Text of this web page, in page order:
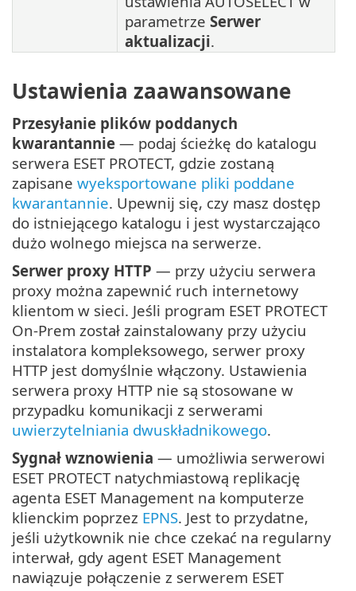
parametrze Serwer
aktualizacji.
Ustawienia zaawansowane
Przesyłanie plików poddanych
kwarantannie — podaj ścieżkę do katalogu
serwera ESET PROTECT, gdzie zostaną
zapisane wyeksportowane pliki poddane
kwarantannie. Upewnij się, czy masz dostęp
do istniejącego katalogu i jest wystarczająco
dużo wolnego miejsca na serwerze.
Serwer proxy HTTP — przy użyciu serwera
proxy można zapewnić ruch internetowy
klientom w sieci. Jeśli program ESET PROTECT
On-Prem został zainstalowany przy użyciu
instalatora kompleksowego, serwer proxy
HTTP jest domyślnie włączony. Ustawienia
serwera proxy HTTP nie są stosowane w
przypadku komunikacji z serwerami
uwierzytelniania dwuskładnikowego.
Sygnał wznowienia — umożliwia serwerowi
ESET PROTECT natychmiastową replikację
agenta ESET Management na komputerze
klienckim poprzez EPNS. Jest to przydatne,
jeśli użytkownik nie chce czekać na regularny
interwał, gdy agent ESET Management
nawiązuje połączenie z serwerem ESET